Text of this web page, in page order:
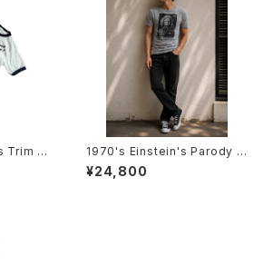
Trim T-
1970年
1970's Einstein's Parody T
-Shirts -1970年代 アインシュ
タイン・パロディTシャツ-
¥24,800